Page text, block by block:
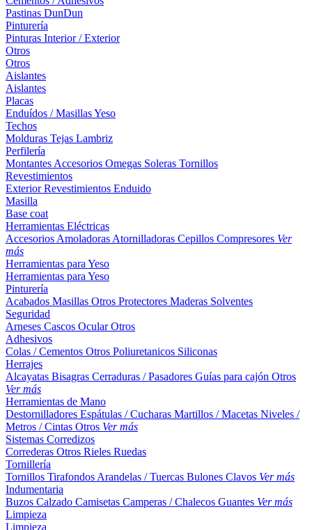
Pastinas DunDun
Pinturería
Pinturas Interior / Exterior
Otros
Otros
Aislantes
Aislantes
Placas
Enduídos / MasillasYeso
Techos
Molduras Tejas Lambriz
Perfilería
Montantes Accesorios Omegas Soleras Tornillos
Revestimientos
ExteriorRevestimientos Enduido
Masilla
Base coat
Herramientas Eléctricas
Accesorios Amoladoras Atornilladoras Cepillos Compresores Ver
más
Herramientas para Yeso
Herramientas para Yeso
Pinturería
Acabados Masillas Otros Protectores Maderas Solventes
Seguridad
Arneses Cascos OcularOtros
Adhesivos
Colas / Cementos Otros Poliuretanicos Siliconas
Herrajes
Alcayatas Bisagras Cerraduras / Pasadores Guías para cajón Otros
Ver más
Herramientas de Mano
Destornilladores Espátulas / Cucharas Martillos / Macetas Niveles /
Metros / Cintas Otros Ver más
Sistemas Corredizos
Correderas Otros Rieles Ruedas
Tornillería
Tornillos Tirafondos Arandelas / Tuercas Bulones Clavos Ver más
Indumentaria
Buzos Calzado Camisetas Camperas / Chalecos Guantes Ver más
Limpieza
Limpieza